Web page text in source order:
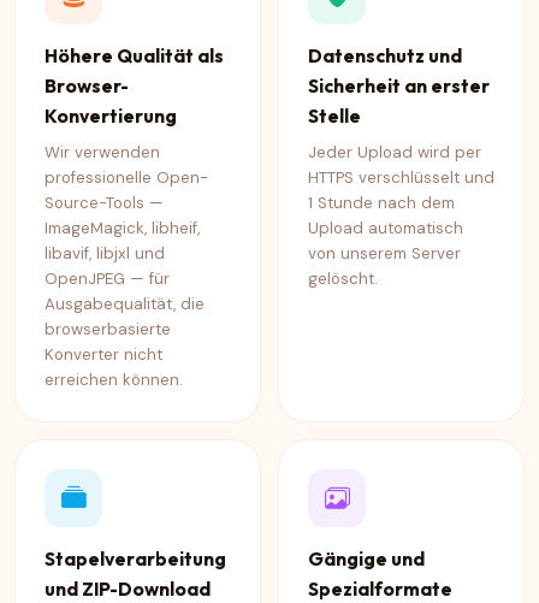
Höhere Qualität als
Browser-
Konvertierung
Wir verwenden
professionelle Open-
Source-Tools —
ImageMagick, libheif,
libavif, libjxl und
OpenJPEG — für
Ausgabequalität, die
browserbasierte
Konverter nicht
erreichen können.
Datenschutz und
Sicherheit an erster
Stelle
Jeder Upload wird per
HTTPS verschlüsselt und
1 Stunde nach dem
Upload automatisch
von unserem Server
gelöscht.
Stapelverarbeitung
und ZIP-Download
Gängige und
Spezialformate